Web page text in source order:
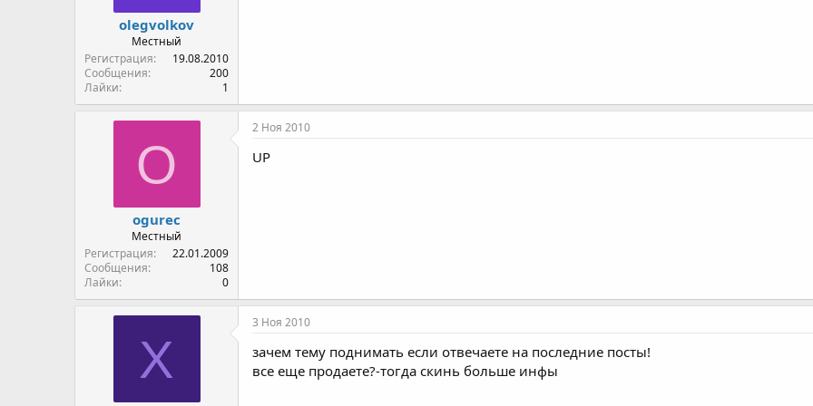
olegvolkov
Местный
Регистрация
19.08.2010
Сообщения
200
Лайки
1
O
ogurec
Местный
Регистрация
22.01.2009
Сообщения
108
Лайки
0
2 Ноя 2010
UP
X
3 Ноя 2010
зачем тему поднимать если отвечаете на последние посты!
все еще продаете?-тогда скинь больше инфы